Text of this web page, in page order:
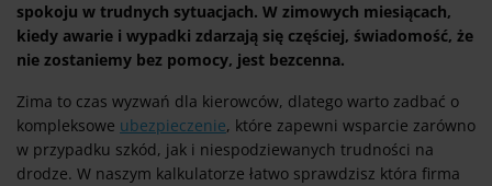
spokoju w trudnych sytuacjach. W zimowych miesiącach,
kiedy awarie i wypadki zdarzają się częściej, świadomość, że
nie zostaniemy bez pomocy, jest bezcenna.
Zima to czas wyzwań dla kierowców, dlatego warto zadbać o
kompleksowe ubezpieczenie, które zapewni wsparcie zarówno
w przypadku szkód, jak i niespodziewanych trudności na
drodze. W naszym kalkulatorze łatwo sprawdzisz która firma